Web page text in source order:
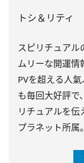
トシ＆リティ
スピリチュアル
ムリーな開運
PVを超える人
も毎回大好評で
リチュアルを
プラネット所属。